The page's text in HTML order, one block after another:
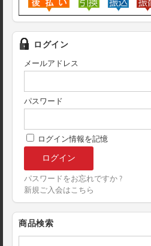
ログイン
メールアドレス
パスワード
ログイン情報を記憶
パスワードをお忘れですか ?
新規ご入会はこちら
商品検索